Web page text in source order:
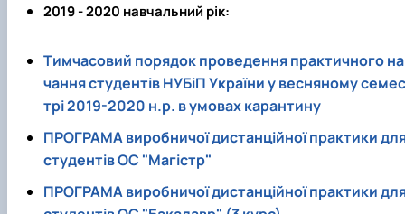
2019 - 2020 навчальний рік:
Тимчасовий порядок проведення практичного
чання студентів НУБіП України у весняному семес
трі 2019-2020 н.р. в умовах карантину
ПРОГРАМА виробничої дистанційної практики
студентів ОС "Магістр"
ПРОГРАМА виробничої дистанційної практики